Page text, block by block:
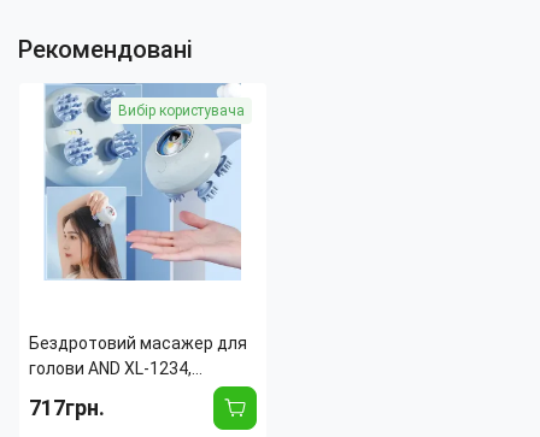
Рекомендовані
Вибір користувача
Бездротовий масажер для
голови AND XL-1234,
глибокий масаж, 3 режими,
USB-зарядка, силіконові
717грн.